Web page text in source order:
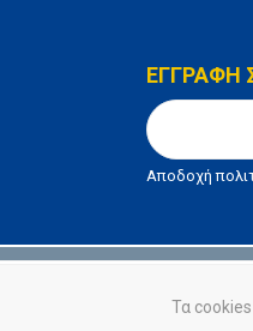
ΕΓΓΡΑΦΗ
Αποδοχή
Τα